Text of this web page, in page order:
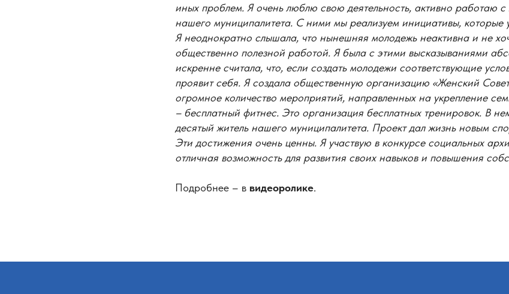
иных проблем. Я очень люблю свою деятельность, активно работаю
нашего муниципалитета. С ними мы реализуем инициативы, которые
Я неоднократно слышала, что нынешняя молодежь неактивна и не
общественно полезной работой. Я была с этими высказываниями
искренне считала, что, если создать молодежи соответствующие
проявит себя. Я создала общественную организацию «Женский
огромное количество мероприятий, направленных на укрепление
– бесплатный фитнес. Это организация бесплатных тренировок. В
десятый житель нашего муниципалитета. Проект дал жизнь новым
Эти достижения очень ценны. Я участвую в конкурсе социальных
отличная возможность для развития своих навыков и повышения
Подробнее – в видеоролике.